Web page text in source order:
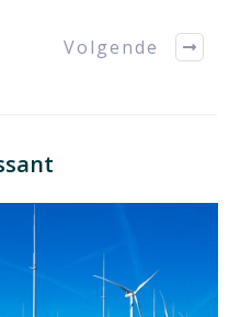
Volgende